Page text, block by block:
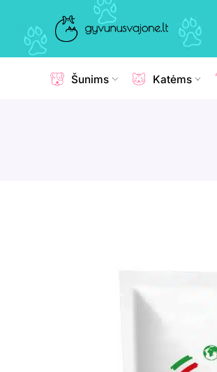
Šunims Katėms